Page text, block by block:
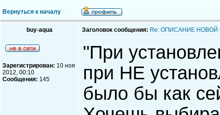
Вернуться к началу
buy-aqua Заголовок сообщения: Re: ОПИСАНИЕ
Зарегистрирован: 10 ноя
2012, 00:10
Сообщения: 145
"При
при НЕ
было бы как